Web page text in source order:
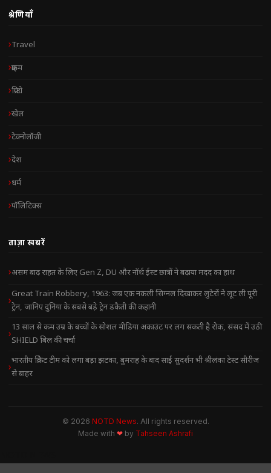
श्रेणियाँ
Travel
क्राइम
क्रिप्टो
खेल
टेक्नोलॉजी
देश
धर्म
पॉलिटिक्स
ताज़ा खबरें
असम बाढ़ राहत के लिए Gen Z, DU और नॉर्थ ईस्ट छात्रों ने बढ़ाया मदद का हाथ
Great Train Robbery, 1963: जब एक नकली सिग्नल दिखाकर लुटेरों ने लूट ली पूरी
ट्रेन, जानिए दुनिया के सबसे बड़े ट्रेन डकैती की कहानी
13 साल से कम उम्र के बच्चों के सोशल मीडिया अकाउंट पर लग सकती है रोक, संसद में उठी
SHIELD बिल की चर्चा
भारतीय क्रिकेट टीम को लगा बड़ा झटका, बुमराह के बाद साई सुदर्शन भी श्रीलंका टेस्ट सीरीज
से बाहर
© 2026 NOTD News. All rights reserved.
Made with ❤ by Tahseen Ashrafi